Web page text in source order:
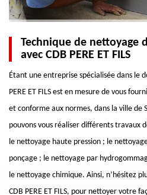
Technique de nettoyage
avec CDB PERE ET FILS
Étant une entreprise spécialisée dans le
PERE ET FILS est en mesure de vous
et conforme aux normes, dans la ville de
pouvons vous réaliser différents travaux
le nettoyage haute pression ; le
ponçage ; le nettoyage par
le nettoyage chimique. Ainsi, n’hésitez
CDB PERE ET FILS, pour nettoyer votre